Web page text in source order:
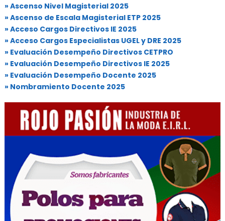
» Ascenso Nivel Magisterial 2025
» Ascenso de Escala Magisterial ETP 2025
» Acceso Cargos Directivos IE 2025
» Acceso Cargos Especialistas UGEL y DRE 2025
» Evaluación Desempeño Directivos CETPRO
» Evaluación Desempeño Directivos IE 2025
» Evaluación Desempeño Docente 2025
» Nombramiento Docente 2025